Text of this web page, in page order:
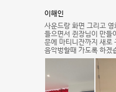
이해인
사운드랑 화면 그리고
들으면서 쥔장님이 만들
문에 마티니잔까지 새로
음악벙할때 가도록 하겠